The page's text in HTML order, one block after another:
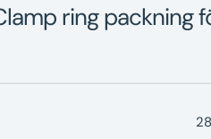
ring packning